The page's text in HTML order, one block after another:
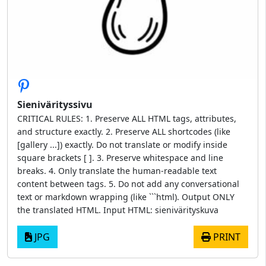
Sienivärityssivu
CRITICAL RULES: 1. Preserve ALL HTML tags, attributes,
and structure exactly. 2. Preserve ALL shortcodes (like
[gallery ...]) exactly. Do not translate or modify inside
square brackets [ ]. 3. Preserve whitespace and line
breaks. 4. Only translate the human-readable text
content between tags. 5. Do not add any conversational
text or markdown wrapping (like ```html). Output ONLY
the translated HTML. Input HTML: sienivärityskuva
JPG PRINT